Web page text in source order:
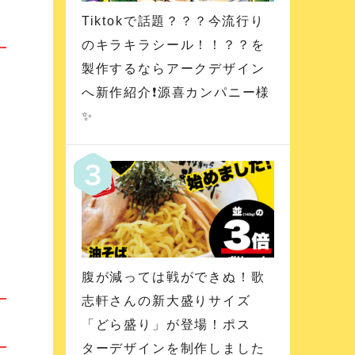
Tiktokで話題？？？今流行り
のキラキラシール！！？？を
製作するならアークデザイン
へ新作紹介❗️源喜カンパニー様
✨
腹が減っては戦ができぬ！歌
志軒さんの新大盛りサイズ
「どら盛り」が登場！ポス
ターデザインを制作しました